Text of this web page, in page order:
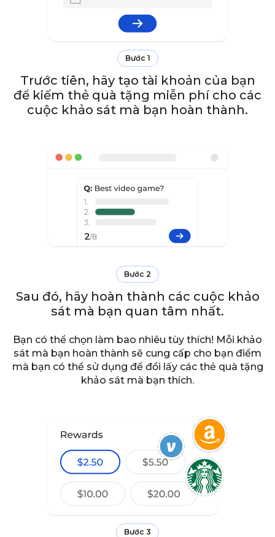
Bước 1
Trước tiên, hãy tạo tài khoản của bạn
để kiếm thẻ quà tặng miễn phí cho các
cuộc khảo sát mà bạn hoàn thành.
Bước 2
Sau đó, hãy hoàn thành các cuộc khảo
sát mà bạn quan tâm nhất.
Bạn có thể chọn làm bao nhiêu tùy thích! Mỗi khảo
sát mà bạn hoàn thành sẽ cung cấp cho bạn điểm
mà bạn có thể sử dụng để đổi lấy các thẻ quà tặng
khảo sát mà bạn thích.
Bước 3